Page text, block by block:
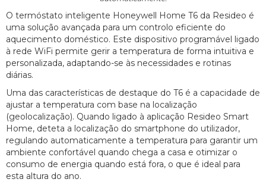
O termóstato inteligente Honeywell Home T6 da Resideo é
uma solução avançada para um controlo eficiente do
aquecimento doméstico. Este dispositivo programável ligado
à rede WiFi permite gerir a temperatura de forma intuitiva e
personalizada, adaptando-se às necessidades e rotinas
diárias.
Uma das características de destaque do T6 é a capacidade de
ajustar a temperatura com base na localização
(geolocalização). Quando ligado à aplicação Resideo Smart
Home, deteta a localização do smartphone do utilizador,
regulando automaticamente a temperatura para garantir um
ambiente confortável quando chega a casa e otimizar o
consumo de energia quando está fora, o que é ideal para
esta altura do ano.